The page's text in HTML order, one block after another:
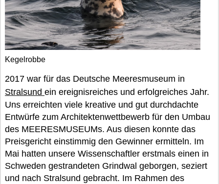
Kegelrobbe
2017 war für das Deutsche Meeresmuseum in
Stralsund ein ereignisreiches und erfolgreiches Jahr.
Uns erreichten viele kreative und gut durchdachte
Entwürfe zum Architektenwettbewerb für den Umbau
des MEERESMUSEUMs. Aus diesen konnte das
Preisgericht einstimmig den Gewinner ermitteln. Im
Mai hatten unsere Wissenschaftler erstmals einen in
Schweden gestrandeten Grindwal geborgen, seziert
und nach Stralsund gebracht. Im Rahmen des